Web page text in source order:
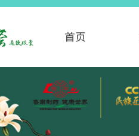
首页